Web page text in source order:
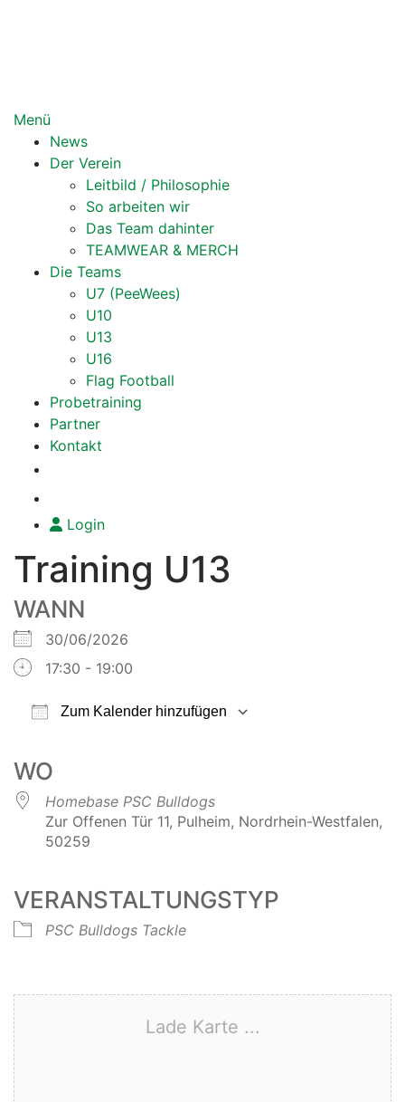
Menü
News
Der Verein
Leitbild / Philosophie
So arbeiten wir
Das Team dahinter
TEAMWEAR & MERCH
Die Teams
U7 (PeeWees)
U10
U13
U16
Flag Football
Probetraining
Partner
Kontakt
Login
Training U13
WANN
30/06/2026
17:30 - 19:00
Zum Kalender hinzufügen
WO
Homebase PSC Bulldogs
Zur Offenen Tür 11, Pulheim, Nordrhein-Westfalen,
50259
VERANSTALTUNGSTYP
PSC Bulldogs Tackle
Lade Karte ...